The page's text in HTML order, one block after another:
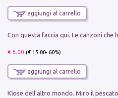
aggiungi al carrello
€ 6.00 (€15.00- 60%)
aggiungi al carrello